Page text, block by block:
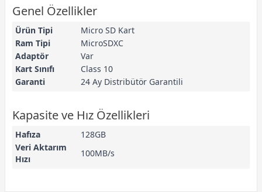
Genel Özellikler
Ürün Tipi
Micro SD Kart
Ram Tipi
MicroSDXC
Adaptör
Var
Kart Sınıfı
Class 10
Garanti
24 Ay Distribütör Garantili
Kapasite ve Hız Özellikleri
Hafıza
128GB
Veri Aktarım
Hızı
100MB/s